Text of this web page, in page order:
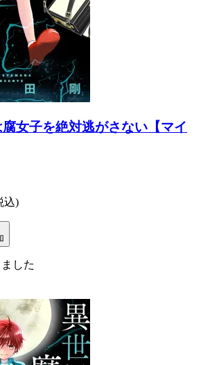
女子を絶対逃がさない【マイ
込)
した